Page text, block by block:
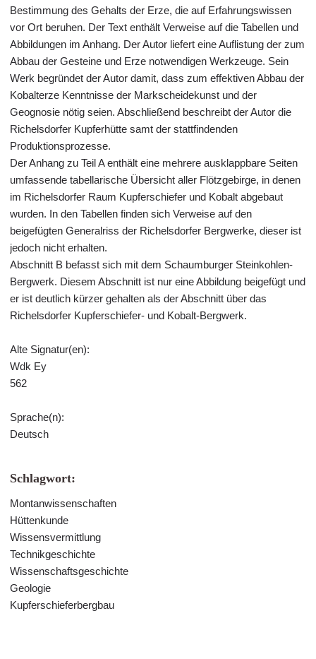
Bestimmung des Gehalts der Erze, die auf Erfahrungswissen
vor Ort beruhen. Der Text enthält Verweise auf die Tabellen und
Abbildungen im Anhang. Der Autor liefert eine Auflistung der zum
Abbau der Gesteine und Erze notwendigen Werkzeuge. Sein
Werk begründet der Autor damit, dass zum effektiven Abbau der
Kobalterze Kenntnisse der Markscheidekunst und der
Geognosie nötig seien. Abschließend beschreibt der Autor die
Richelsdorfer Kupferhütte samt der stattfindenden
Produktionsprozesse.
Der Anhang zu Teil A enthält eine mehrere ausklappbare Seiten
umfassende tabellarische Übersicht aller Flötzgebirge, in denen
im Richelsdorfer Raum Kupferschiefer und Kobalt abgebaut
wurden. In den Tabellen finden sich Verweise auf den
beigefügten Generalriss der Richelsdorfer Bergwerke, dieser ist
jedoch nicht erhalten.
Abschnitt B befasst sich mit dem Schaumburger Steinkohlen-
Bergwerk. Diesem Abschnitt ist nur eine Abbildung beigefügt und
er ist deutlich kürzer gehalten als der Abschnitt über das
Richelsdorfer Kupferschiefer- und Kobalt-Bergwerk.
Alte Signatur(en):
Wdk Ey
562
Sprache(n):
Deutsch
Schlagwort:
Montanwissenschaften
Hüttenkunde
Wissensvermittlung
Technikgeschichte
Wissenschaftsgeschichte
Geologie
Kupferschieferbergbau